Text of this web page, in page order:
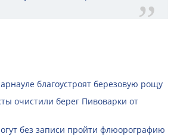
благоустроят березовую рощу
очистили берег Пивоварки от
без записи пройти флюорографию